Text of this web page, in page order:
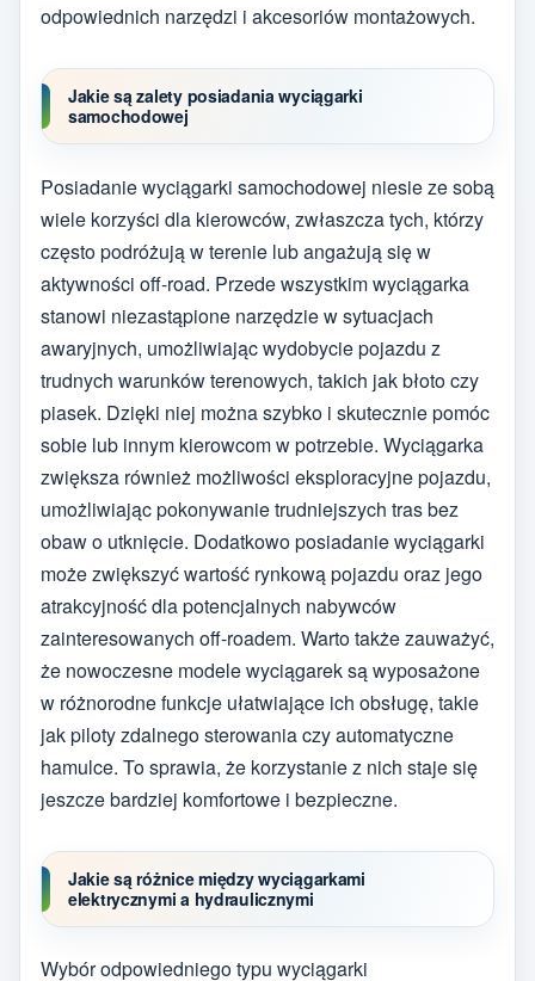
odpowiednich narzędzi i akcesoriów montażowych.
Jakie są zalety posiadania wyciągarki
samochodowej
Posiadanie wyciągarki samochodowej niesie ze sobą
wiele korzyści dla kierowców, zwłaszcza tych, którzy
często podróżują w terenie lub angażują się w
aktywności off-road. Przede wszystkim wyciągarka
stanowi niezastąpione narzędzie w sytuacjach
awaryjnych, umożliwiając wydobycie pojazdu z
trudnych warunków terenowych, takich jak błoto czy
piasek. Dzięki niej można szybko i skutecznie pomóc
sobie lub innym kierowcom w potrzebie. Wyciągarka
zwiększa również możliwości eksploracyjne pojazdu,
umożliwiając pokonywanie trudniejszych tras bez
obaw o utknięcie. Dodatkowo posiadanie wyciągarki
może zwiększyć wartość rynkową pojazdu oraz jego
atrakcyjność dla potencjalnych nabywców
zainteresowanych off-roadem. Warto także zauważyć,
że nowoczesne modele wyciągarek są wyposażone
w różnorodne funkcje ułatwiające ich obsługę, takie
jak piloty zdalnego sterowania czy automatyczne
hamulce. To sprawia, że korzystanie z nich staje się
jeszcze bardziej komfortowe i bezpieczne.
Jakie są różnice między wyciągarkami
elektrycznymi a hydraulicznymi
Wybór odpowiedniego typu wyciągarki